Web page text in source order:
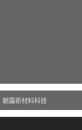
朝露新材料科技